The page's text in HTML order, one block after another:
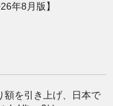
年8月版】
額を引き上げ、日本で